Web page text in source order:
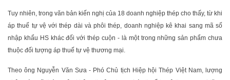
Tuy nhiên, trong văn bản kiến nghị của 18 doanh nghiệp thép cho thấy, từ khi
áp thuế tự vệ với thép dài và phôi thép, doanh nghiệp kê khai sang mã số
nhập khẩu HS khác đối với thép cuộn - là một trong những sản phẩm chưa
thuộc đối tượng áp thuế tự vệ thương mại.
Theo ông Nguyễn Văn Sưa - Phó Chủ tịch Hiệp hội Thép Việt Nam, lượng